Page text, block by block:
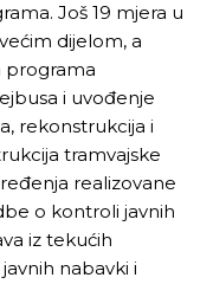
Još 19 mjera u
dijelom, a
programa
i uvođenje
rekonstrukcija i
tramvajske
realizovane
o kontroli javnih
iz tekućih
nabavki i